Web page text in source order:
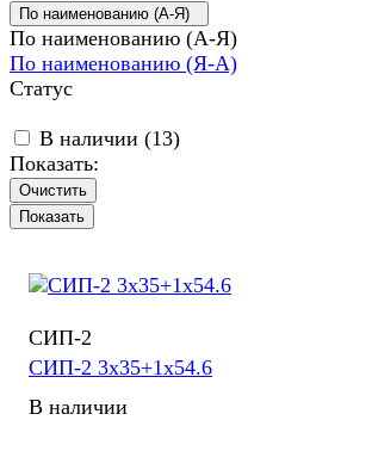
По наименованию (А-Я)
По наименованию (А-Я)
По наименованию (Я-А)
Статус
В наличии (13)
Показать:
Очистить
СИП-2
СИП-2 3х35+1х54.6
В наличии